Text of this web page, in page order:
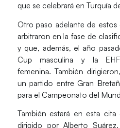
que se celebrará en Turquía
Otro paso adelante de
arbitraron en la fase de
y que, además, el año
Cup masculina y la
femenina. También
un partido entre Gran
para el Campeonato del
También estará en esta
dirigido por Alberto